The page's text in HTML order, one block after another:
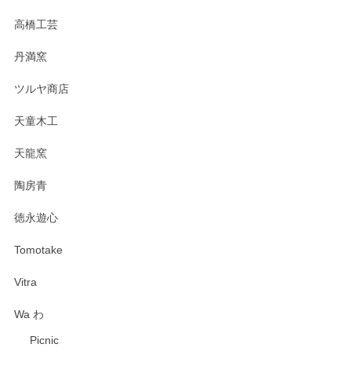
高橋工芸
丹満窯
ツルヤ商店
天童木工
天龍窯
陶房青
徳永遊心
Tomotake
Vitra
Wa わ
Picnic